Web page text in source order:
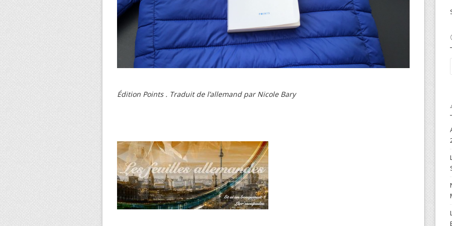
Édition Points . Traduit de l’allemand par Nicole Bary